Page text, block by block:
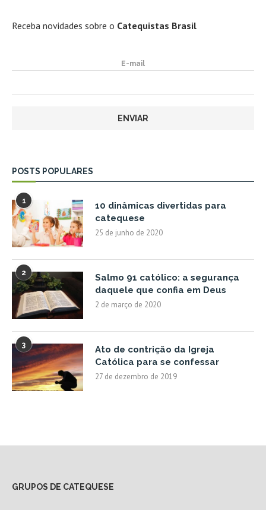
Receba novidades sobre o Catequistas Brasil
E-mail
POSTS POPULARES
1
10 dinâmicas divertidas para
catequese
25 de junho de 2020
2
Salmo 91 católico: a segurança
daquele que confia em Deus
2 de março de 2020
3
Ato de contrição da Igreja
Católica para se confessar
27 de dezembro de 2019
GRUPOS DE CATEQUESE